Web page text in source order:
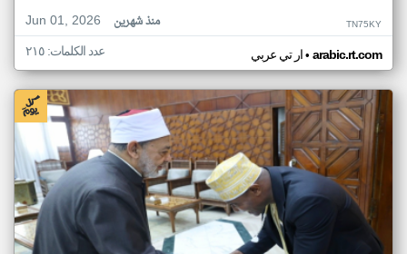
Jun 01, 2026
منذ شهرين TN75KY
ار تي عربي• arabic.rt.com عدد الكلمات: ٢١٥